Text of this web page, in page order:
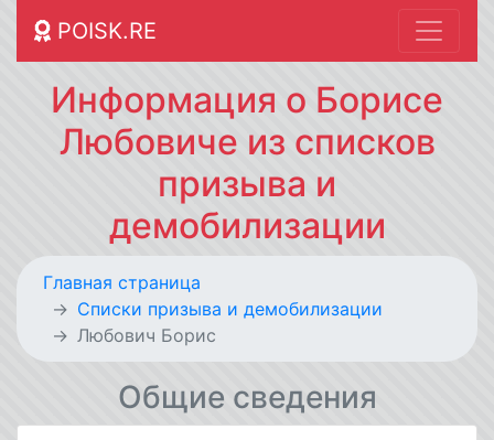
POISK.RE
Информация о Борисе
Любовиче из списков
призыва и
демобилизации
Главная страница
Списки призыва и демобилизации
Любович Борис
Общие сведения